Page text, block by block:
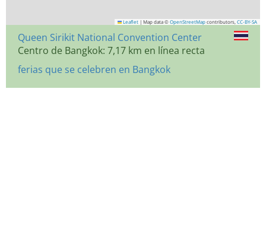
Leaflet | Map data © OpenStreetMap contributors, CC-BY-SA
Queen Sirikit National Convention Center
Centro de Bangkok: 7,17 km en línea recta
ferias que se celebren en Bangkok